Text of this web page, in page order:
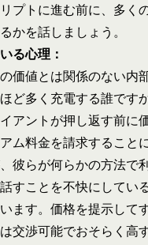
プトに進む前に、多く
かを話しましょう。
る心理：
価値とは関係のない内
ど多く充電する誰です
アントが押し返す前に
ム料金を請求すること
彼らが何らかの方法で
すことを不快にしてい
ます。価格を提示して
交渉可能でおそらく高